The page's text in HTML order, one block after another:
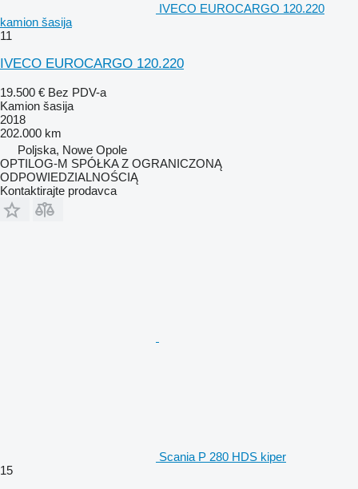
IVECO EUROCARGO 120.220
kamion šasija
11
IVECO EUROCARGO 120.220
19.500 € Bez PDV-a
Kamion šasija
2018
202.000 km
Poljska, Nowe Opole
OPTILOG-M SPÓŁKA Z OGRANICZONĄ
ODPOWIEDZIALNOŚCIĄ
Kontaktirajte prodavca
Scania P 280 HDS kiper
15